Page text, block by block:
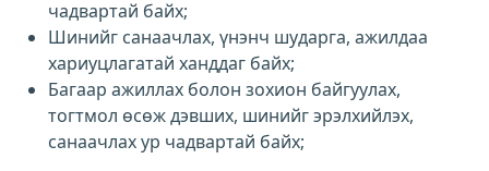
чадвартай байх;
Шинийг санаачлах, үнэнч шударга, ажилдаа
хариуцлагатай ханддаг байх;
Багаар ажиллах болон зохион байгуулах,
тогтмол өсөж дэвших, шинийг эрэлхийлэх,
санаачлах ур чадвартай байх;